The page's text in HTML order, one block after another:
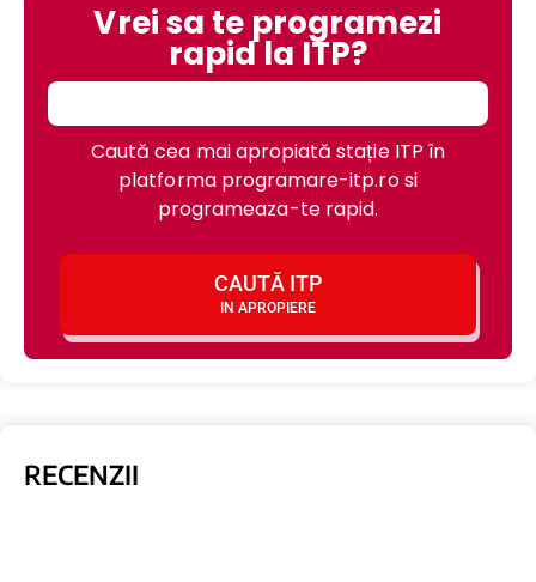
Vrei sa te programezi
rapid la ITP?
Caută cea mai apropiată stație ITP în
platforma programare-itp.ro si
programeaza-te rapid.
CAUTĂ ITP
IN APROPIERE
RECENZII